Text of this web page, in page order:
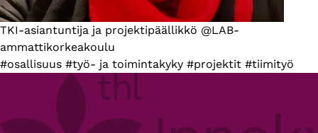
Esittelyteksti
TKI-asiantuntija ja projektipäällikkö @LAB-
ammattikorkeakoulu
#osallisuus #työ- ja toimintakyky #projektit #tiimityö